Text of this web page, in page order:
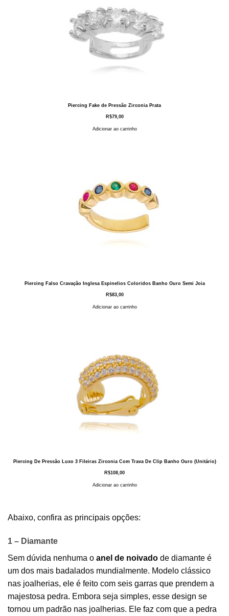
Piercing Fake de Pressão Zirconia Prata
R$79,00
Adicionar ao carrinho
Piercing Falso Cravação Inglesa Espinelios Coloridos Banho Ouro Semi Joia
R$83,00
Adicionar ao carrinho
Piercing De Pressão Luxo 3 Fileiras Zirconia Com Trava De Clip Banho Ouro (Unitário)
R$108,00
Adicionar ao carrinho
Abaixo, confira as principais opções:
1 – Diamante
Sem dúvida nenhuma o anel de noivado de diamante é
um dos mais badalados mundialmente. Modelo clássico
nas joalherias, ele é feito com seis garras que prendem a
majestosa pedra. Embora seja simples, esse design se
tornou um padrão nas joalherias. Ele faz com que a pedra